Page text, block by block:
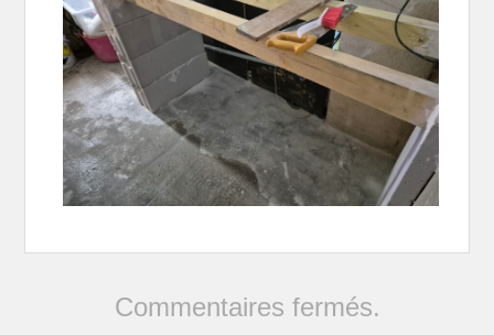
Commentaires fermés.